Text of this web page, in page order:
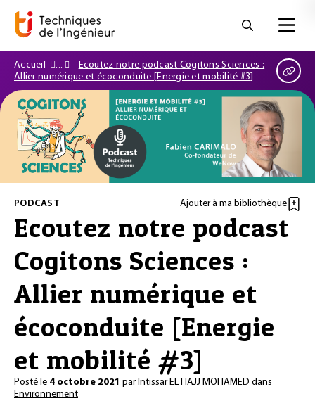
Accueil
Ecoutez notre podcast Cogitons Sciences :
Allier numérique et écoconduite [Energie et mobilité #3]
PODCAST Ajouter à ma bibliothèque
Ecoutez notre podcast
Cogitons Sciences :
Allier numérique et
écoconduite [Energie
et mobilité #3]
Posté le 4 octobre 2021 parIntissar EL HAJJ MOHAMED dans
Environnement